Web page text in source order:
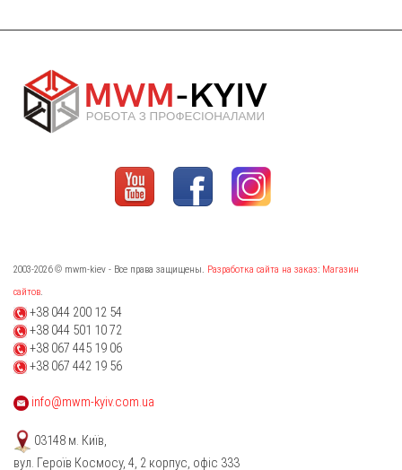
2003-2026 © mwm-kiev - Все права защищены. Разработка сайта на заказ: Магазин
сайтов.
+38 044 200 12 54
+38 044 501 10 72
+38 067 445 19 06
+38 067 442 19 56
info@mwm-kyiv.com.ua
03148 м. Київ,
вул. Героїв Космосу, 4, 2 корпус, офіс 333